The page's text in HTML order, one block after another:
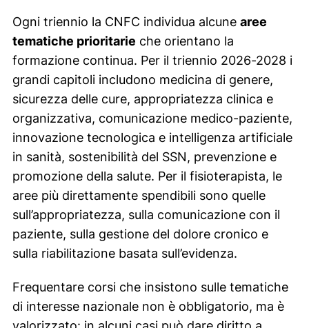
Ogni triennio la CNFC individua alcune aree
tematiche prioritarie che orientano la
formazione continua. Per il triennio 2026-2028 i
grandi capitoli includono medicina di genere,
sicurezza delle cure, appropriatezza clinica e
organizzativa, comunicazione medico-paziente,
innovazione tecnologica e intelligenza artificiale
in sanità, sostenibilità del SSN, prevenzione e
promozione della salute. Per il fisioterapista, le
aree più direttamente spendibili sono quelle
sull’appropriatezza, sulla comunicazione con il
paziente, sulla gestione del dolore cronico e
sulla riabilitazione basata sull’evidenza.
Frequentare corsi che insistono sulle tematiche
di interesse nazionale non è obbligatorio, ma è